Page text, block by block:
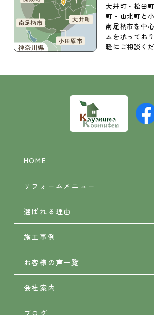
大井町・松田
町・山北町と
南足柄市を中
ムを承ってお
軽にご相談くだ
HOME
リフォームメニュー
選ばれる理由
施工事例
お客様の声一覧
会社案内